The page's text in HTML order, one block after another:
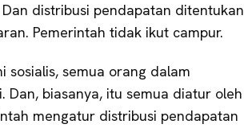
distribusi pendapatan ditentukan
Pemerintah tidak ikut campur.
sosialis, semua orang dalam
biasanya, itu semua diatur oleh
mengatur distribusi pendapatan